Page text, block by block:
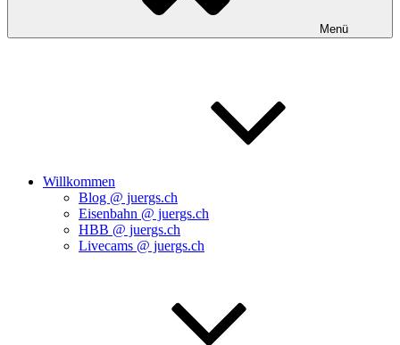
Menü
Willkommen
Blog @ juergs.ch
Eisenbahn @ juergs.ch
HBB @ juergs.ch
Livecams @ juergs.ch